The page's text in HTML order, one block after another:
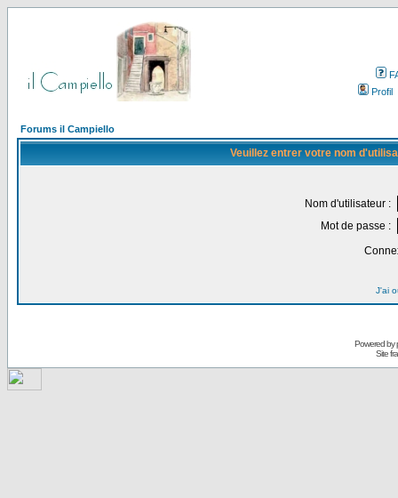
Profil
Forums il Campiello
Veuillez entrer votre nom
Nom d'utilisateur :
Mot de passe :
J'ai
Powered by
Site